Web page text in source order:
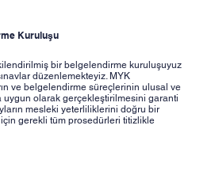
Kuruluşu
bir belgelendirme kuruluşuyuz
düzenlemekteyiz. MYK
ve belgelendirme süreçlerinin ulusal ve
uygun olarak gerçekleştirilmesini garanti
mesleki yeterliliklerini doğru bir
gerekli tüm prosedürleri titizlikle